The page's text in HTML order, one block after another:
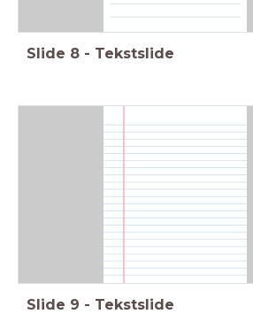
Slide 8 - Tekstslide
Slide 9 - Tekstslide